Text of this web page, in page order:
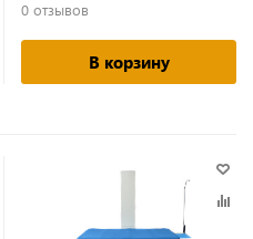
0 отзывов
В корзину